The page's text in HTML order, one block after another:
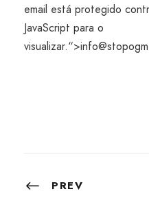
email está protegido
JavaScript para o
visualizar.“>
PREV